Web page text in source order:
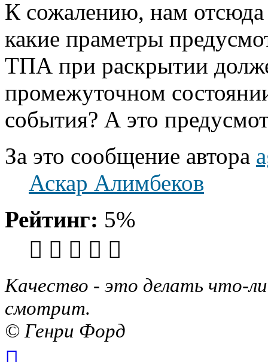
К сожалению, нам
какие праметры
ТПА при раскрытии
промежуточном
события? А это
За это сообщение автора
Аскар Алимбеков
Рейтинг: 5%
Качество - это делать что-
смотрит.
© Генри Форд